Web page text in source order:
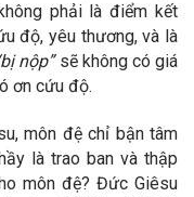
phải là điểm kết
độ, yêu thương, và là
nộp”sẽ không có giá
ơn cứu độ.
môn đệ chỉ bận tâm
là trao ban và thập
môn đệ? Đức Giêsu